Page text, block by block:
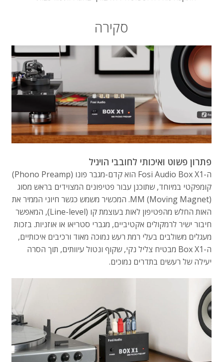
סקירה
פתרון פשוט ואיכותי לחובבי הויניל
ה-Fosi Audio Box X1 הוא קדם-מגבר פונו (Phono Preamp)
קומפקטי במיוחד, שתוכנן עבור פטיפונים המצוידים בראש מסוג
MM (Moving Magnet). המכשיר משמש כגשר חיוני הממיר את
האות החלש מהפטיפון לאות בעוצמת קו (Line-level), המאפשר
חיבור ישיר לרמקולים אקטיביים, מגברי סטריאו או אוזניות. בזכות
מעגלים משולבים בעלי רמת רעש נמוכה מאוד ורכיבים איכותיים,
ה-Box X1 מבטיח צליל נקי, שקוף ונטול עיוותים, תוך הסרה
יעילה של רעשים בתדרים נמוכים.